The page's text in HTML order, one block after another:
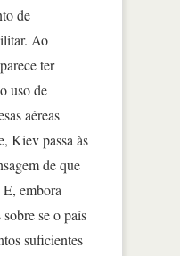
de
Ao
ter
uso de
aéreas
Kiev passa às
de que
embora
se o país
suficientes